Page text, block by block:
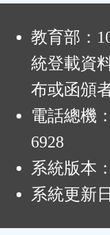
教育部：
統登載資
布或函頒
電話總機
6928
系統版本：
系統更新